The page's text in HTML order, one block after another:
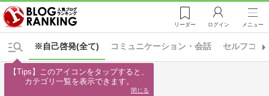
リーダー ログイン メニュー
※自己啓発(全て) コミュニケーション・会話 セルフコン
【Tips】このアイコンをタップすると、
カテゴリ一覧を表示できます。
閉じる